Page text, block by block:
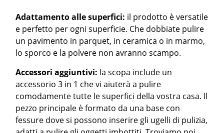
Adattamento alle superfici: il prodotto è versatile
e perfetto per ogni superficie. Che dobbiate pulire
un pavimento in parquet, in ceramica o in marmo,
lo sporco e la polvere non avranno scampo.
Accessori aggiuntivi: la scopa include un
accessorio 3 in 1 che vi aiuterà a pulire
comodamente tutte le superfici della vostra casa. Il
pezzo principale è formato da una base con
fessure dove si possono inserire gli ugelli di pulizia,